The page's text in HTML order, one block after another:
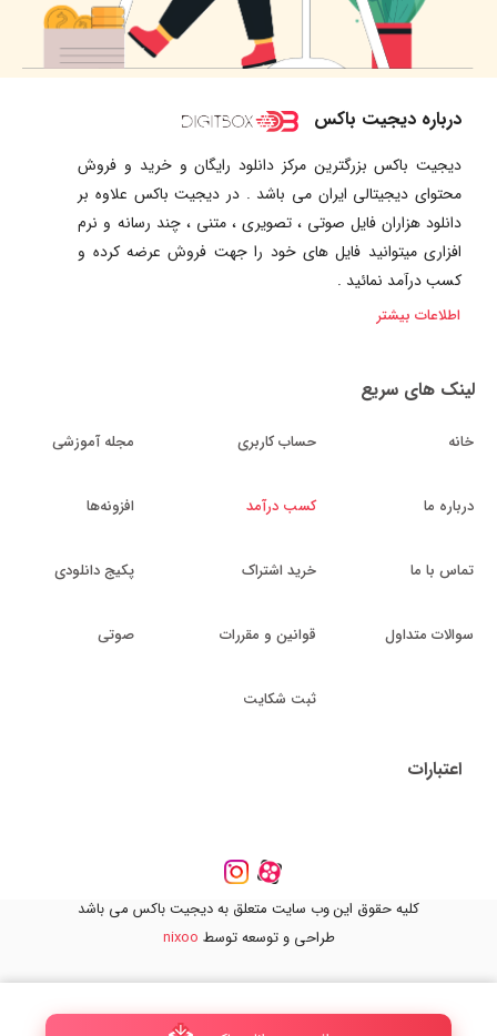
درباره دیجیت باکس
دیجیت باکس بزرگترین مرکز دانلود رایگان و خرید و فروش
محتوای دیجیتالی ایران می باشد . در دیجیت باکس علاوه بر
دانلود هزاران فایل صوتی ، تصویری ، متنی ، چند رسانه و نرم
افزاری میتوانید فایل های خود را جهت فروش عرضه کرده و
کسب درآمد نمائید .
اطلاعات بیشتر
لینک های سریع
خانه
درباره ما
تماس با ما
سوالات متداول
حساب کاربری
کسب درآمد
خرید اشتراک
قوانین و مقررات
ثبت شکایت
مجله آموزشی
افزونه‌ها
پکیج دانلودی
صوتی
اعتبارات
کلیه حقوق این وب سایت متعلق به دیجیت باکس می باشد
طراحی و توسعه توسط nixoo